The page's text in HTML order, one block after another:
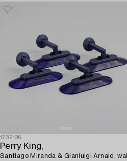
1732136
Perry King,
Santiago Miranda & Gianluigi Arnald, wall